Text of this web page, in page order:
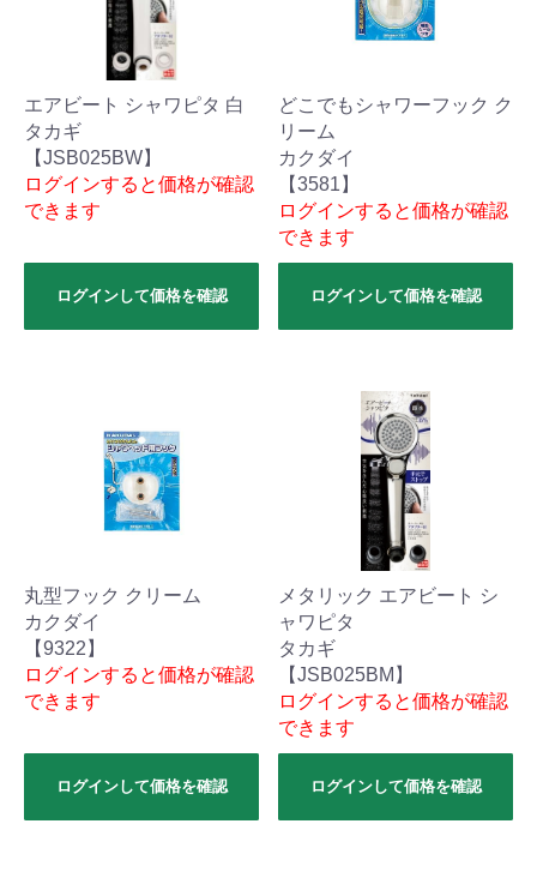
エアビート シャワピタ 白
タカギ
【JSB025BW】
ログインすると価格が確認
できます
ログインして価格を確認
どこでもシャワーフック ク
リーム
カクダイ
【3581】
ログインすると価格が確認
できます
ログインして価格を確認
丸型フック クリーム
カクダイ
【9322】
ログインすると価格が確認
できます
ログインして価格を確認
メタリック エアビート シ
ャワピタ
タカギ
【JSB025BM】
ログインすると価格が確認
できます
ログインして価格を確認